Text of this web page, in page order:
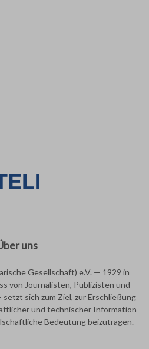
uns
Gesellschaft) e.V. — 1929 in
von Journalisten, Publizisten und
sich zum Ziel, zur Erschließung
und technischer Information
Bedeutung beizutragen.